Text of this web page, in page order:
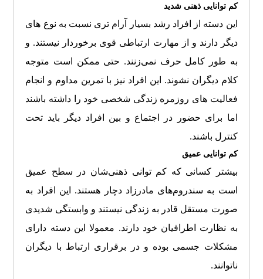
کم توانایی ذهنی شدید
این دسته از افراد رشد بسیار آرام تری نسبت به نوع های
دیگر دارند و از مهارت ارتباطی قوی برخوردار نیستند. و
به طور کامل حرف نمی‌زنند. حتی ممکن است متوجه
کلام دیگران نشوند. این افراد نیز با تمرین مداوم و انجام
فعالیت های روزمره زندگی شخصی خود را داشته باشند
اما برای حضور در اجتماع و بین افراد دیگر باید تحت
کنترل باشند.
کم توانایی عمیق
بیشتر کسانی که کم توانی ذهنی‌شان در سطح عمیق
است به سندروم‌های مادرزاد دچار هستند. این افراد به
صورت مستقل قادر به زندگی نیستند و وابستگی شدیدی
به نظارت اطرافیان خود دارند. معمولا این دسته دارای
مشکلات جسمی بوده و در برقراری ارتباط با دیگران
ناتوانند.